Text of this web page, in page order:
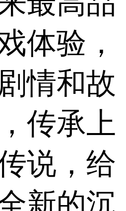
体验，
情和故
传承上
说，给
新的沉